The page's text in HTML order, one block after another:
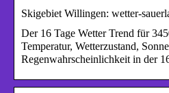
Skigebiet Willingen: wetter-
Der 16 Tage Wetter Trend für
Temperatur, Wetterzustand,
Regenwahrscheinlichkeit in der